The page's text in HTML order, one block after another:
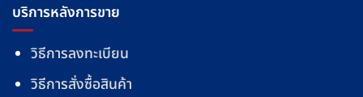
บริการหลังการขาย
วิธีการลงทะเบียน
วิธีการสั่งซื้อสินค้า